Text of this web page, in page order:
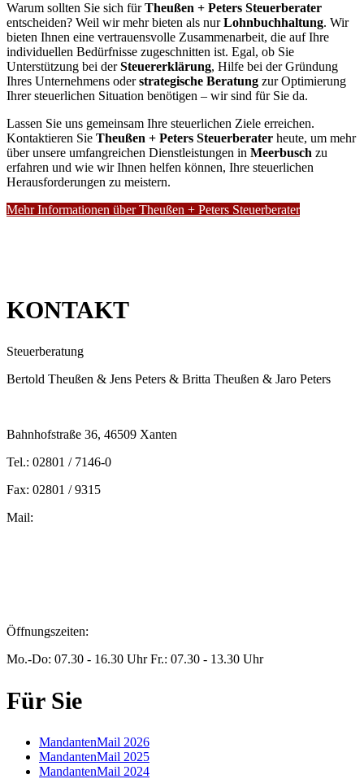
Warum sollten Sie sich fürTheußen + Peters Steuerberater
entscheiden? Weil wir mehr bieten als nurLohnbuchhaltung. Wir
bieten Ihnen eine vertrauensvolle Zusammenarbeit, die auf Ihre
individuellen Bedürfnisse zugeschnitten ist. Egal, ob Sie
Unterstützung bei derSteuererklärung, Hilfe bei der Gründung
Ihres Unternehmens oderstrategische Beratung zur Optimierung
Ihrer steuerlichen Situation benötigen – wir sind für Sie da.
Lassen Sie uns gemeinsam Ihre steuerlichen Ziele erreichen.
Kontaktieren Sie Theußen + Peters Steuerberater heute, um mehr
über unsere umfangreichen Dienstleistungen in Meerbusch zu
erfahren und wie wir Ihnen helfen können, Ihre steuerlichen
Herausforderungen zu meistern.
Mehr Informationen über Theußen + Peters Steuerberater
KONTAKT
Steuerberatung
Bertold Theußen & Jens Peters & Britta Theußen & Jaro Peters
Bahnhofstraße 36, 46509 Xanten
Tel.: 02801 / 7146-0
Fax: 02801 / 9315
Mail:
Öffnungszeiten:
Mo.-Do: 07.30 - 16.30 Uhr Fr.: 07.30 - 13.30 Uhr
Für Sie
MandantenMail 2026
MandantenMail 2025
MandantenMail 2024